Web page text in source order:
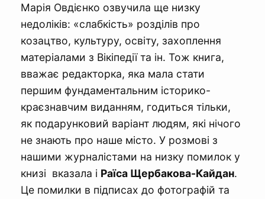
Марія Овдієнко озвучила ще низку
недоліків: «слабкість» розділів про
козацтво, культуру, освіту, захоплення
матеріалами з Вікіпедії та ін. Тож книга,
вважає редакторка, яка мала стати
першим фундаментальним історико-
краєзнавчим виданням, годиться тільки,
як подарунковий варіант людям, які нічого
не знають про наше місто. У розмові з
нашими журналістами на низку помилок у
книзі вказала і Раїса Щербакова-Кайдан.
Це помилки в підписах до фотографій та